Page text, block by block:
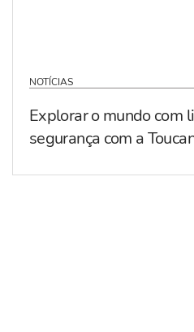
NOTÍCIAS
Explorar o mundo com
segurança com a